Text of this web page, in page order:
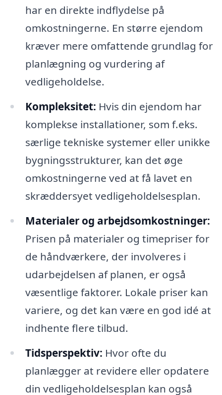
har en direkte indflydelse på
omkostningerne. En større ejendom
kræver mere omfattende grundlag for
planlægning og vurdering af
vedligeholdelse.
Kompleksitet: Hvis din ejendom har
komplekse installationer, som f.eks.
særlige tekniske systemer eller unikke
bygningsstrukturer, kan det øge
omkostningerne ved at få lavet en
skræddersyet vedligeholdelsesplan.
Materialer og arbejdsomkostninger:
Prisen på materialer og timepriser for
de håndværkere, der involveres i
udarbejdelsen af planen, er også
væsentlige faktorer. Lokale priser kan
variere, og det kan være en god idé at
indhente flere tilbud.
Tidsperspektiv: Hvor ofte du
planlægger at revidere eller opdatere
din vedligeholdelsesplan kan også